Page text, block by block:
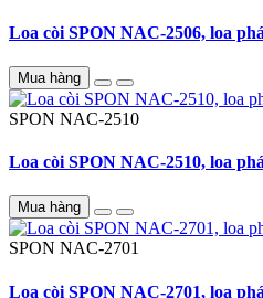
Loa còi SPON NAC-2506, loa
Mua hàng
SPON NAC-2510
Loa còi SPON NAC-2510, loa
Mua hàng
SPON NAC-2701
Loa còi SPON NAC-2701, loa